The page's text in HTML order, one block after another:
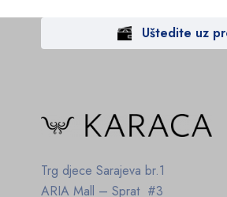
Uštedite uz
Trg djece Sarajeva br.1
ARIA Mall – Sprat #3